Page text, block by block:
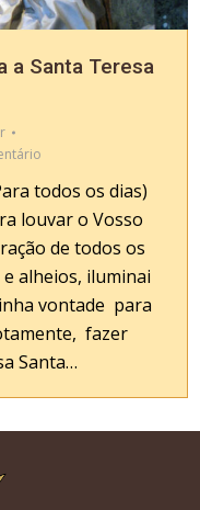
a Santa Teresa
todos os dias)
louvar o Vosso
de todos os
alheios, iluminai
vontade para
fazer
Santa…